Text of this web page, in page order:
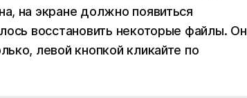
на экране должно появиться
восстановить некоторые файлы. Он
левой кнопкой кликайте по